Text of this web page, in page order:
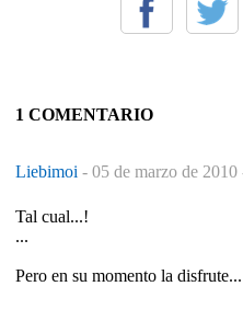
1 COMENTARIO
Liebimoi - 05 de marzo de 2010
Tal cual...!
...
Pero en su momento la disfrute...